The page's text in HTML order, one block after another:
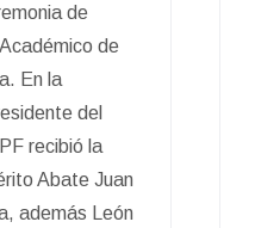
de
de
En la
del
recibió la
Abate Juan
además León